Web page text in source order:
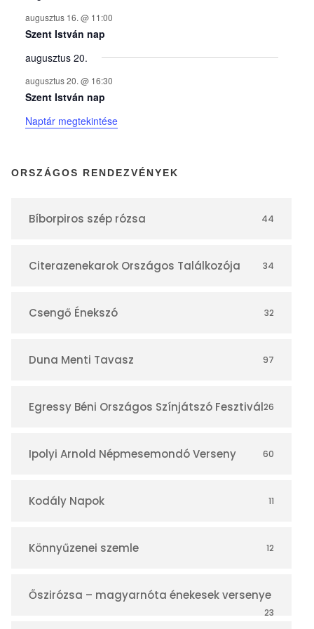
y
e
k
n
a
á
r
augusztus 16. @ 11:00
Szent István nap
augusztus 20.
augusztus 20. @ 16:30
Szent István nap
Naptár megtekintése
ORSZÁGOS RENDEZVÉNYEK
Bíborpiros szép rózsa 44
Citerazenekarok Országos Találkozója 34
Csengő Énekszó 32
Duna Menti Tavasz 97
Egressy Béni Országos Színjátszó Fesztivál26
Ipolyi Arnold Népmesemondó Verseny 60
Kodály Napok 11
Könnyűzenei szemle 12
Őszirózsa – magyarnóta énekesek versenye
23